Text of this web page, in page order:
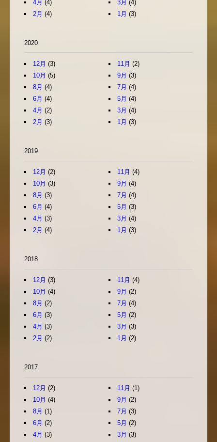
4月 (4) 3月 (4)
2月 (4) 1月 (3)
2020
12月 (3) 11月 (2)
10月 (5) 9月 (3)
8月 (4) 7月 (4)
6月 (4) 5月 (4)
4月 (2) 3月 (4)
2月 (3) 1月 (3)
2019
12月 (2) 11月 (4)
10月 (3) 9月 (4)
8月 (3) 7月 (4)
6月 (4) 5月 (3)
4月 (3) 3月 (4)
2月 (4) 1月 (3)
2018
12月 (3) 11月 (4)
10月 (4) 9月 (2)
8月 (2) 7月 (4)
6月 (3) 5月 (2)
4月 (3) 3月 (3)
2月 (2) 1月 (2)
2017
12月 (2) 11月 (1)
10月 (4) 9月 (2)
8月 (1) 7月 (3)
6月 (2) 5月 (2)
4月 (3) 3月 (3)